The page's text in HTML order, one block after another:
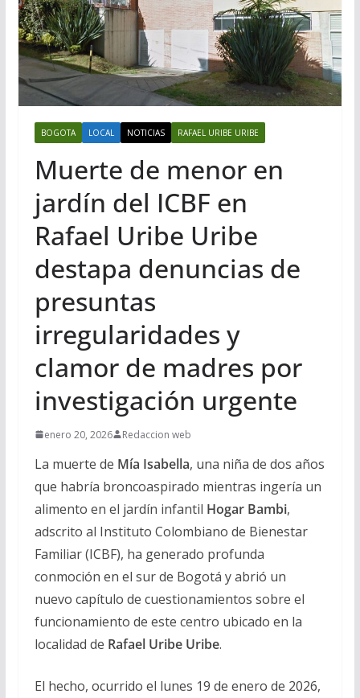
BOGOTA LOCAL NOTICIAS RAFAEL URIBE URIBE
Muerte de menor en
jardín del ICBF en
Rafael Uribe Uribe
destapa denuncias de
presuntas
irregularidades y
clamor de madres por
investigación urgente
enero 20, 2026 Redaccion web
La muerte de Mía Isabella, una niña de dos años
que habría broncoaspirado mientras ingería un
alimento en el jardín infantil Hogar Bambi,
adscrito al Instituto Colombiano de Bienestar
Familiar (ICBF), ha generado profunda
conmoción en el sur de Bogotá y abrió un
nuevo capítulo de cuestionamientos sobre el
funcionamiento de este centro ubicado en la
localidad de Rafael Uribe Uribe.
El hecho, ocurrido el lunes 19 de enero de 2026,